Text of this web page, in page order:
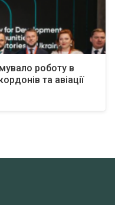
роботу в
та авіації